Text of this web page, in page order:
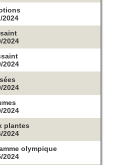
2024
2024
2024
2024
2024
plantes
2024
olympique
2024